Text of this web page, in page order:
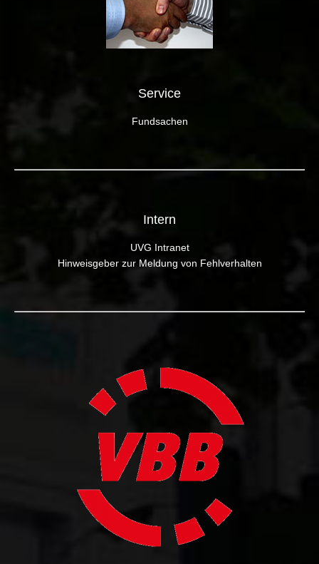
Service
Fundsachen
Intern
UVG Intranet
Hinweisgeber zur Meldung von Fehlverhalten